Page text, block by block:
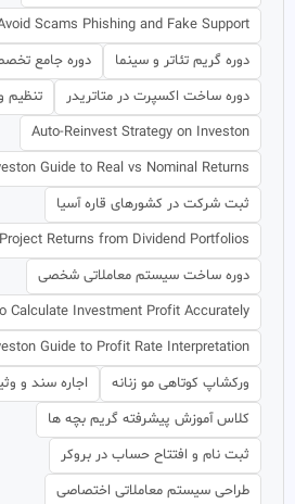
Scams Phishing and Fake Support
دوره گریم تئاتر و سینما
دوره جامع
دوره ساخت اکسپرت در متاتریدر
تنظیم
Auto-Reinvest Strategy on Investon
Guide to Real vs Nominal Returns
ثبت شرکت در کشورهای قاره آسیا
Project Returns from Dividend Portfolios
دوره ساخت سیستم معاملاتی شخصی
Calculate Investment Profit Accurately
Guide to Profit Rate Interpretation
ورکشاپ کوتاهی مو زنانه
اجاره سند و
کلاس آموزش پیشرفته گریم بچه ها
ثبت نام و افتتاح حساب در بروکر
طراحی سیستم معاملاتی اختصاصی